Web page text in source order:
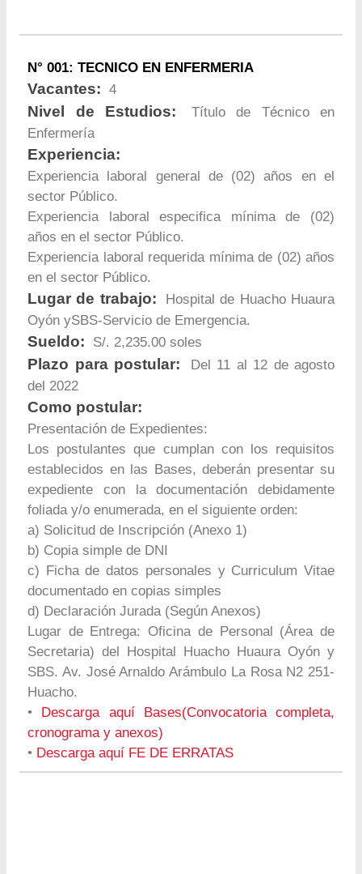
N° 001: TECNICO EN ENFERMERIA
Vacantes: 4
Nivel de Estudios:
Título de Técnico en
Enfermería
Experiencia:
Experiencia laboral general de (02) años en el
sector Público.
Experiencia laboral especifica mínima de (02)
años en el sector Público.
Experiencia laboral requerida mínima de (02) años
en el sector Público.
Lugar de trabajo:
Hospital de Huacho Huaura
Oyón ySBS-Servicio de Emergencia.
Sueldo: S/. 2,235.00 soles
Plazo para postular:
Del 11 al 12 de agosto
del 2022
Como postular:
Presentación de Expedientes:
Los postulantes que cumplan con los requisitos
establecidos en las Bases, deberán presentar su
expediente con la documentación debidamente
foliada y/o enumerada, en el siguiente orden:
a) Solicitud de Inscripción (Anexo 1)
b) Copia simple de DNI
c) Ficha de datos personales y Curriculum Vitae
documentado en copias simples
d) Declaración Jurada (Según Anexos)
Lugar de Entrega: Oficina de Personal (Área de
Secretaria) del Hospital Huacho Huaura Oyón y
SBS. Av. José Arnaldo Arámbulo La Rosa N2 251-
Huacho.
•
Descarga aquí Bases(Convocatoria completa,
cronograma y anexos)
• Descarga aquí FE DE ERRATAS